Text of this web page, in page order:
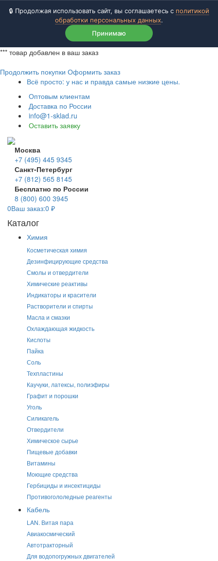
🔒 Продолжая использовать сайт, вы соглашаетесь с политикой
обработки персональных данных.
Принимаю
*** товар добавлен в ваш заказ
Продолжить покупки Оформить заказ
Всё просто: у нас и правда самые низкие цены.
Оптовым клиентам
Доставка по России
info@1-sklad.ru
Оставить заявку
Москва
+7 (495) 445 9345
Санкт-Петербург
+7 (812) 565 8145
Бесплатно по России
8 (800) 600 3945
0Ваш заказ:0 ₽
Каталог
Химия
Косметическая химия
Дезинфицирующие средства
Смолы и отвердители
Химические реактивы
Индикаторы и красители
Растворители и спирты
Масла и смазки
Охлаждающая жидкость
Кислоты
Пайка
Соль
Техпластины
Каучуки, латексы, полиэфиры
Графит и порошки
Уголь
Силикагель
Отвердители
Химическое сырье
Пищевые добавки
Витамины
Моющие средства
Гербициды и инсектициды
Противогололедные реагенты
Кабель
LAN. Витая пара
Авиакосмический
Автотракторный
Для водопогружных двигателей